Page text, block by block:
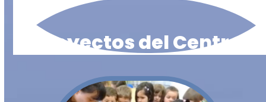
Proyectos del Centro